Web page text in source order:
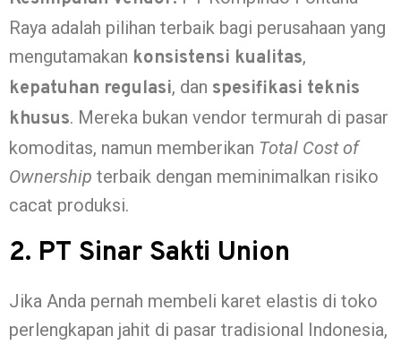
Raya adalah pilihan terbaik bagi perusahaan yang
mengutamakan konsistensi kualitas,
kepatuhan regulasi, dan spesifikasi teknis
khusus. Mereka bukan vendor termurah di pasar
komoditas, namun memberikan Total Cost of
Ownership terbaik dengan meminimalkan risiko
cacat produksi.
2. PT Sinar Sakti Union
Jika Anda pernah membeli karet elastis di toko
perlengkapan jahit di pasar tradisional Indonesia,